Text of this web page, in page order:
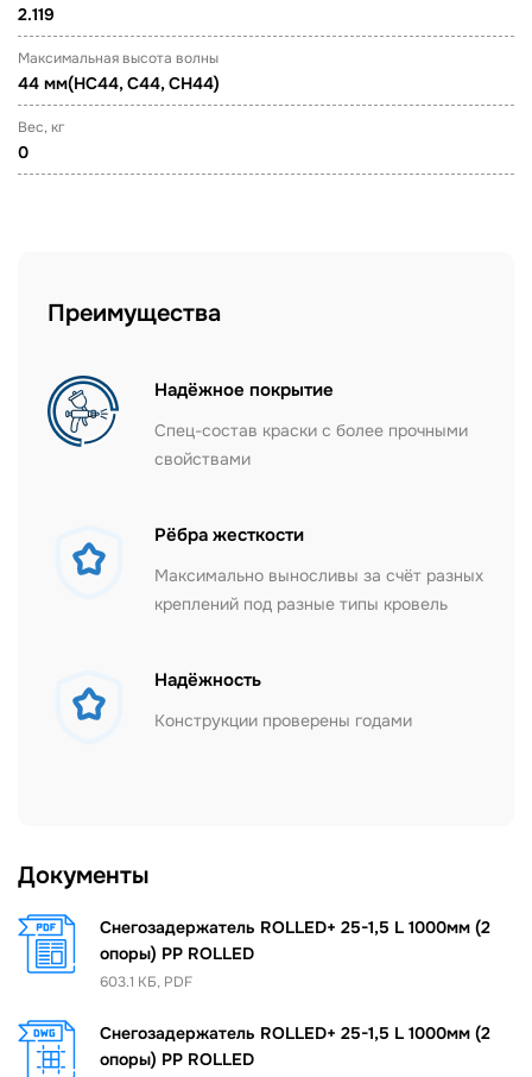
2.119
Максимальная высота волны
44 мм(НС44, С44, СН44)
Вес, кг
0
Преимущества
Надёжное покрытие
Спец-состав краски с более прочными
свойствами
Рёбра жесткости
Максимально выносливы за счёт разных
креплений под разные типы кровель
Надёжность
Конструкции проверены годами
Документы
Снегозадержатель ROLLED+ 25-1,5 L 1000мм (2
опоры) PP ROLLED
603.1 КБ, PDF
Снегозадержатель ROLLED+ 25-1,5 L 1000мм (2
опоры) PP ROLLED